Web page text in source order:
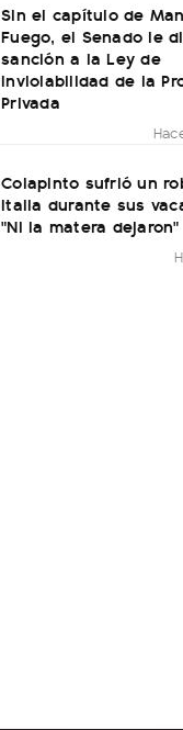
Sin el capítulo de
Fuego, el Senado le
sanción a la Ley de
Inviolabilidad de la
Privada
Colapinto sufrió un
Italia durante sus
"Ni la matera dejaron"